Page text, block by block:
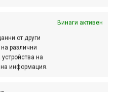
Винаги активен
от други
различни
на
информация.